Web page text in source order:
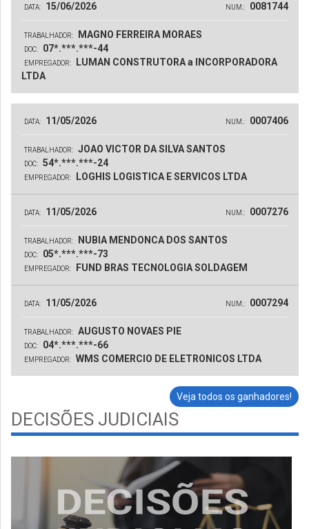
DATA: 15/06/2026 NUM.: 0081744
TRABALHADOR: MAGNO FERREIRA MORAES
DOC: 07*.***.***-44
EMPREGADOR:
LUMAN CONSTRUTORA a INCORPORADORA
LTDA
DATA: 11/05/2026 NUM.: 0007406
TRABALHADOR: JOAO VICTOR DA SILVA SANTOS
DOC: 54*.***.***-24
EMPREGADOR: LOGHIS LOGISTICA E SERVICOS LTDA
DATA: 11/05/2026 NUM.: 0007276
TRABALHADOR: NUBIA MENDONCA DOS SANTOS
DOC: 05*.***.***-73
EMPREGADOR: FUND BRAS TECNOLOGIA SOLDAGEM
DATA: 11/05/2026 NUM.: 0007294
TRABALHADOR: AUGUSTO NOVAES PIE
DOC: 04*.***.***-66
EMPREGADOR: WMS COMERCIO DE ELETRONICOS LTDA
Veja todos os ganhadores!
DECISÕES JUDICIAIS